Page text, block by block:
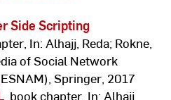
Side Scripting
In: Alhajj, Reda; Rokne,
of Social Network
Springer, 2017
, book chapter, In: Alhajj,